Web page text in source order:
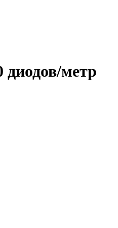
диодов/метр